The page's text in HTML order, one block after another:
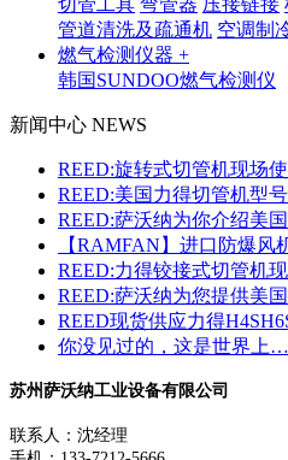
切管工具 弯管器 压接链接
管道清洗及疏通机 空调制
燃气检测仪器 +
韩国SUNDOO燃气检测仪
新闻中心 NEWS
REED:旋转式切管机现场
REED:美国力得切管机型
REED:萨沃纳为你介绍美
【RAMFAN】进口防爆风
REED:力得铰接式切管机
REED:萨沃纳为您提供美
REED现货供应力得
你没见过的，这是世界上…
苏州萨沃纳工业设备有限公司
联系人：沈经理